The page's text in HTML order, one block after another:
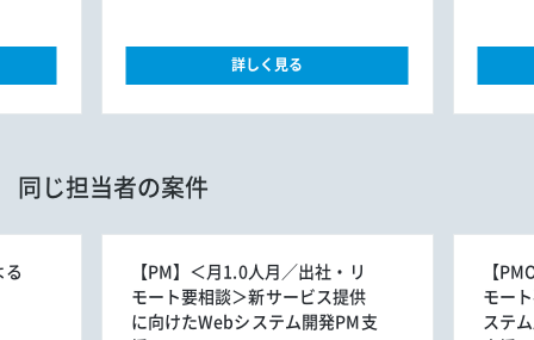
詳しく見る
同じ担当者の案件
【PM】＜月1.0人月／出社・リ
モート要相談＞新サービス提供
に向けたWebシステム開発PM支
【
モー
ステ